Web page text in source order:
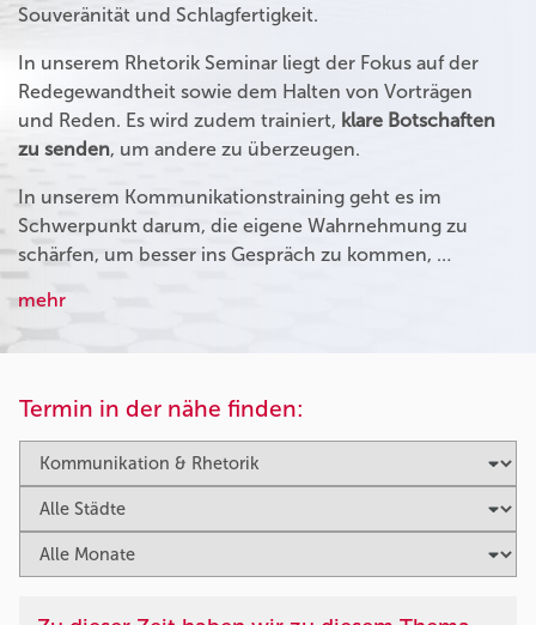
Souveränität und Schlagfertigkeit.
In unserem Rhetorik Seminar liegt der Fokus auf der
Redegewandtheit sowie dem Halten von Vorträgen
und Reden. Es wird zudem trainiert, klare Botschaften
zu senden, um andere zu überzeugen.
In unserem Kommunikationstraining geht es im
Schwerpunkt darum, die eigene Wahrnehmung zu
schärfen, um besser ins Gespräch zu kommen, …
mehr
Termin in der nähe finden: